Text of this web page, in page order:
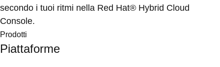
secondo i tuoi ritmi nella Red Hat® Hybrid Cloud
Console.
Prodotti
Piattaforme